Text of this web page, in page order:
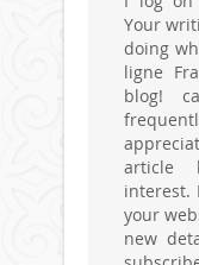
Your
doing
ligne
blog!
article
interest.
your
new